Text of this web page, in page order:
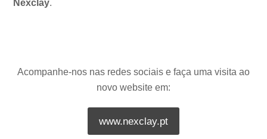
Nexclay.
Acompanhe-nos nas redes sociais e faça uma visita ao
novo website em:
www.nexclay.pt